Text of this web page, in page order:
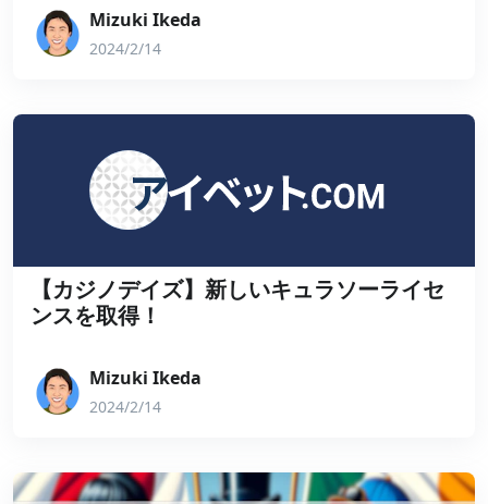
Mizuki Ikeda
2024/2/14
【カジノデイズ】新しいキュラソーライセ
ンスを取得！
Mizuki Ikeda
2024/2/14